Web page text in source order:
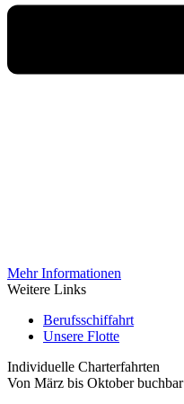
Mehr Informationen
Weitere Links
Berufsschiffahrt
Unsere Flotte
Individuelle Charterfahrten
Von März bis Oktober buchbar